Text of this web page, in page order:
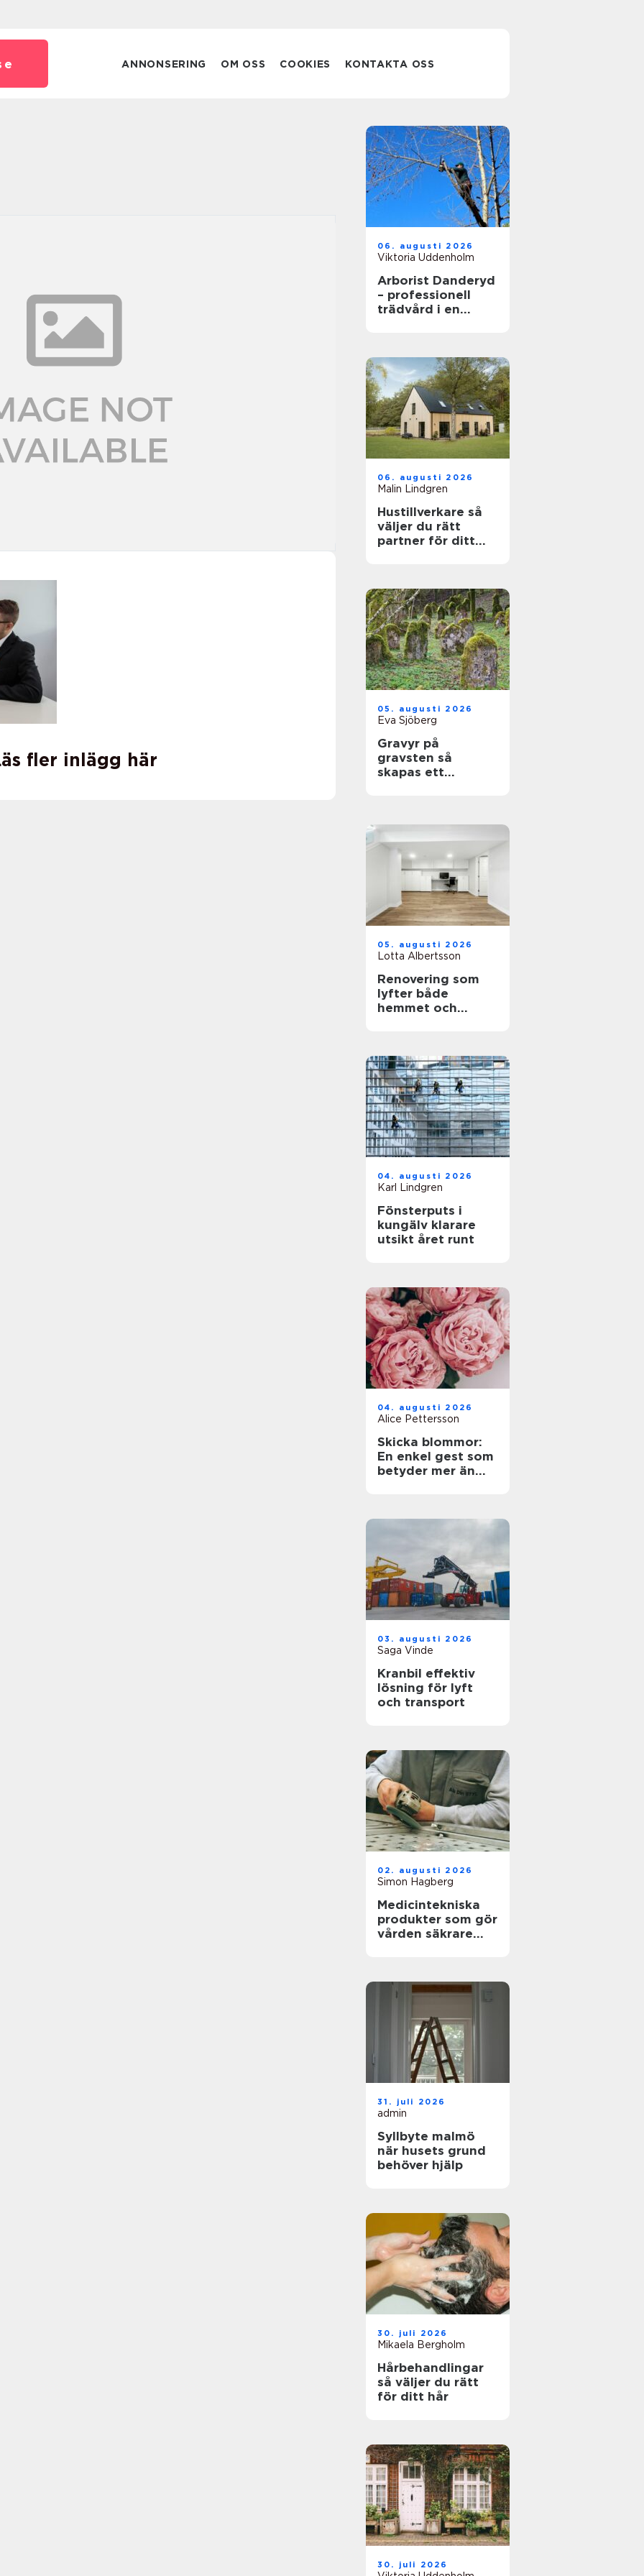
ANNONSERING OM OSS COOKIES KONTAKTA OSS
fler inlägg här
06. augusti 2026
Viktoria Uddenholm
Arborist Danderyd
– professionell
trädvård i en
06. augusti 2026
Malin Lindgren
Hustillverkare så
väljer du rätt
partner för ditt
05. augusti 2026
Eva Sjöberg
Gravyr på
gravsten så
skapas ett
05. augusti 2026
Lotta Albertsson
Renovering som
lyfter både
hemmet och
04. augusti 2026
Karl Lindgren
Fönsterputs i
kungälv klarare
utsikt året runt
04. augusti 2026
Alice Pettersson
Skicka blommor:
En enkel gest som
betyder mer än
03. augusti 2026
Saga Vinde
Kranbil effektiv
lösning för lyft
och transport
02. augusti 2026
Simon Hagberg
Medicintekniska
produkter som gör
vården säkrare
31. juli 2026
admin
Syllbyte malmö
när husets grund
behöver hjälp
30. juli 2026
Mikaela Bergholm
Hårbehandlingar
så väljer du rätt
för ditt hår
30. juli 2026